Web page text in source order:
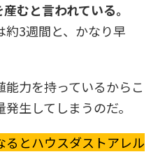
むと言われている。
約3週間と、かなり早
力を持っているからこ
生してしまうのだ。
るとハウスダストアレル